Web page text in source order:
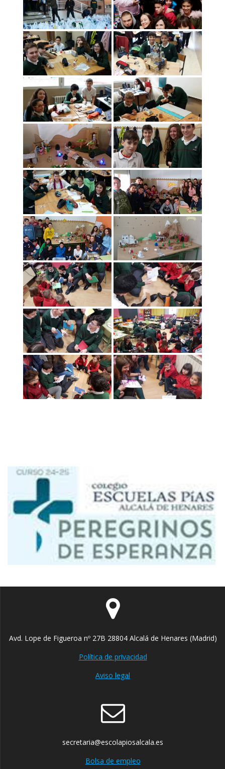
Avd. Lope de Figueroa nº 27B 28804 Alcalá de Henares (Madrid)
Política de privacidad
Aviso legal
secretaria@escolapiosalcala.es
Bolsa de empleo